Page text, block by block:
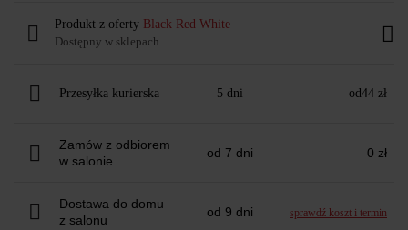
Produkt z oferty Black Red White
Dostępny w sklepach
Przesyłka kurierska 5 dni od44 zł
Zamów z odbiorem
w salonie
od 7 dni 0 zł
Dostawa do domu
z salonu
od 9 dni sprawdź koszt i termin